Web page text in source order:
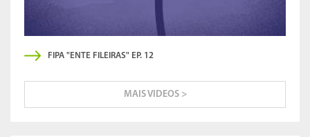
FIPA "ENTE FILEIRAS" EP. 12
MAIS VIDEOS >